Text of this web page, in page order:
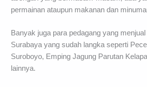
permainan ataupun makanan dan
Banyak juga para pedagang yang
Surabaya yang sudah langka seperti
Suroboyo, Emping Jagung Parutan
lainnya.